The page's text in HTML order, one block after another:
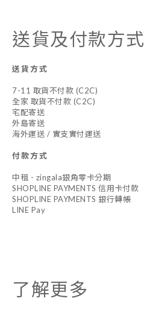
送貨及付款方式
送貨方式
7-11 取貨不付款 (C2C)
全家 取貨不付款 (C2C)
宅配寄送
外島寄送
海外運送 / 實支實付運送
付款方式
中租 - zingala銀角零卡分期
SHOPLINE PAYMENTS 信用卡付款
SHOPLINE PAYMENTS 銀行轉帳
LINE Pay
了解更多